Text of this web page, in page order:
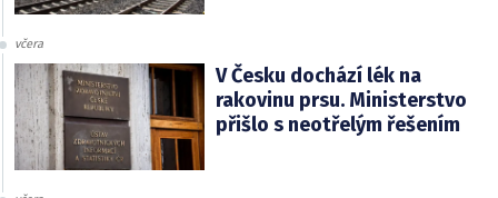
včera
V Česku dochází lék na
rakovinu prsu. Ministerstvo
přišlo s neotřelým řešením